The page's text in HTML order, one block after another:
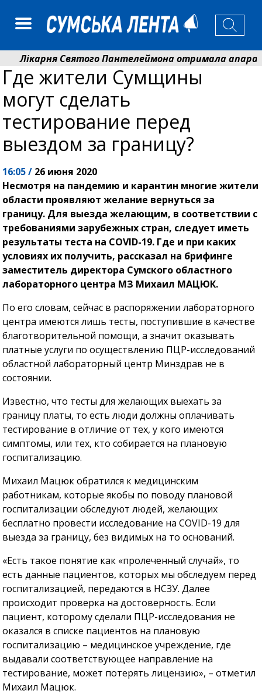
Лікарня Святого Пантелеймона отримала апарат
Артем Кобзар вручив родинам 20 полеглих Героїв
Где жители Сумщины
могут сделать
тестирование перед
выездом за границу?
16:05 / 26 июня 2020
Несмотря на пандемию и карантин многие жители
области проявляют желание вернуться за
границу. Для выезда желающим, в соответствии с
требованиями зарубежных стран, следует иметь
результаты теста на COVID-19. Где и при каких
условиях их получить, рассказал на брифинге
заместитель директора Сумского областного
лабораторного центра МЗ Михаил МАЦЮК.
По его словам, сейчас в распоряжении лабораторного
центра имеются лишь тесты, поступившие в качестве
благотворительной помощи, а значит оказывать
платные услуги по осуществлению ПЦР-исследований
областной лабораторный центр Минздрав не в
состоянии.
Известно, что тесты для желающих выехать за
границу платы, то есть люди должны оплачивать
тестирование в отличие от тех, у кого имеются
симптомы, или тех, кто собирается на плановую
госпитализацию.
Михаил Мацюк обратился к медицинским
работникам, которые якобы по поводу плановой
госпитализации обследуют людей, желающих
бесплатно провести исследование на COVID-19 для
выезда за границу, без видимых на то оснований.
«Есть такое понятие как «пролеченный случай», то
есть данные пациентов, которых мы обследуем перед
госпитализацией, передаются в НСЗУ. Далее
происходит проверка на достоверность. Если
пациент, которому сделали ПЦР-исследования не
оказался в списке пациентов на плановую
госпитализацию – медицинское учреждение, где
выдавали соответствующее направление на
тестирование, может потерять лицензию», – отметил
Михаил Мацюк.